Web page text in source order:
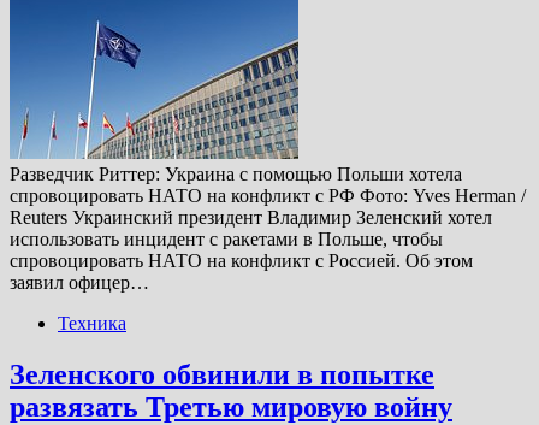
Разведчик Риттер: Украина с помощью Польши хотела
спровоцировать НАТО на конфликт с РФ Фото: Yves Herman /
Reuters Украинский президент Владимир Зеленский хотел
использовать инцидент с ракетами в Польше, чтобы
спровоцировать НАТО на конфликт с Россией. Об этом
заявил офицер…
Техника
Зеленского обвинили в попытке
развязать Третью мировую войну